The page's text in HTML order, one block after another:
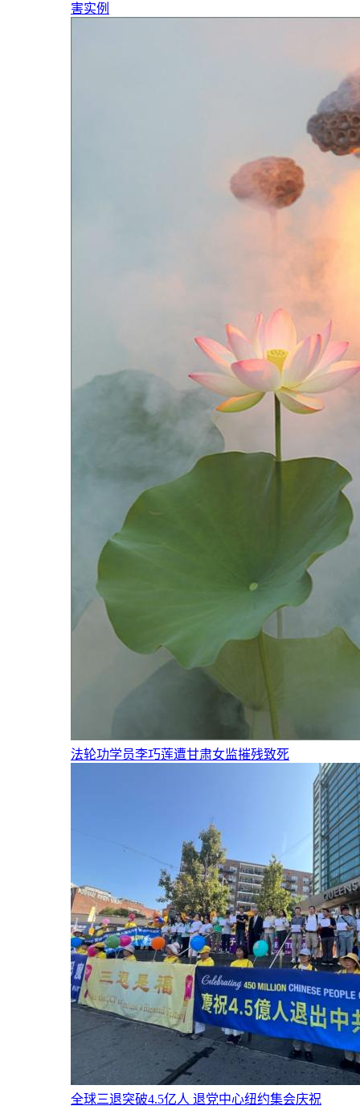
害实例
法轮功学员李巧莲遭甘肃女监摧残致死
全球三退突破4.5亿人 退党中心纽约集会庆祝